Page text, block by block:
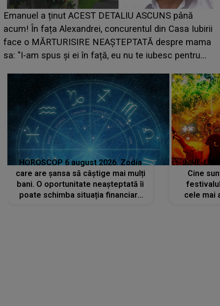
LINE-UP UNTOLD ONE, ziua 2. La ce oră urcă pe
scena principală a festivalului Zara Larsson? Artista
suedeză a ajuns deja în România și s-a filmat din
camera de hotel
HOROSCOP 6 august 2026. Zodia
care are șansa să câștige mai mulți
bani. O oportunitate neașteptată îi
poate schimba situația financiară
LINE-UP
Cine
cele mai